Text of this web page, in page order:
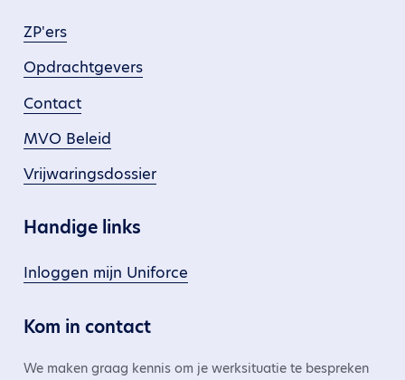
ZP'ers
Opdrachtgevers
Contact
MVO Beleid
Vrijwaringsdossier
Handige links
Inloggen mijn Uniforce
Kom in contact
We maken graag kennis om je werksituatie te bespreken